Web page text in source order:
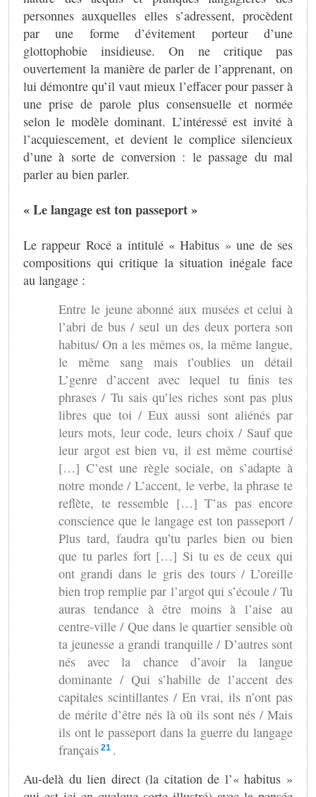
personnes auxquelles elles s’adressent, procèdent
par une forme d’évitement porteur d’une
glottophobie insidieuse. On ne critique pas
ouvertement la manière de parler de l’apprenant, on
lui démontre qu’il vaut mieux l’effacer pour passer à
une prise de parole plus consensuelle et normée
selon le modèle dominant. L’intéressé est invité à
l’acquiescement, et devient le complice silencieux
d’une à sorte de conversion : le passage du mal
parler au bien parler.
« Le langage est ton passeport »
Le rappeur Rocé a intitulé « Habitus » une de ses
compositions qui critique la situation inégale face
au langage :
Entre le jeune abonné aux musées et celui à
l’abri de bus / seul un des deux portera son
habitus/ On a les mêmes os, la même langue,
le même sang mais t’oublies un détail
L’genre d’accent avec lequel tu finis tes
phrases / Tu sais qu’les riches sont pas plus
libres que toi / Eux aussi sont aliénés par
leurs mots, leur code, leurs choix / Sauf que
leur argot est bien vu, il est même courtisé
[…] C’est une règle sociale, on s’adapte à
notre monde / L’accent, le verbe, la phrase te
reflète, te ressemble […] T’as pas encore
conscience que le langage est ton passeport /
Plus tard, faudra qu’tu parles bien ou bien
que tu parles fort […] Si tu es de ceux qui
ont grandi dans le gris des tours / L’oreille
bien trop remplie par l’argot qui s’écoule / Tu
auras tendance à être moins à l’aise au
centre-ville / Que dans le quartier sensible où
ta jeunesse a grandi tranquille / D’autres sont
nés avec la chance d’avoir la langue
dominante / Qui s’habille de l’accent des
capitales scintillantes / En vrai, ils n’ont pas
de mérite d’être nés là où ils sont nés / Mais
ils ont le passeport dans la guerre du langage
français 21 .
Au-delà du lien direct (la citation de l’« habitus »